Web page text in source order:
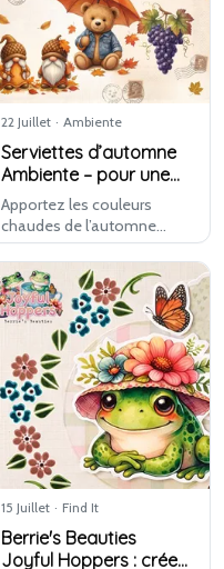
22 Juillet · Ambiente
Serviettes d’automne
Ambiente – pour une
table chaleureuse et le
découpage
Apportez les couleurs
chaudes de l’automne
dans votre intérieur avec
les nouvelles serviettes
d’automne d’Ambiente. La
collection regorge
d’imprimés naturels pleins
d’ambiance, …
15 Juillet · Find It
Berrie's Beauties
Joyful Hoppers : créez